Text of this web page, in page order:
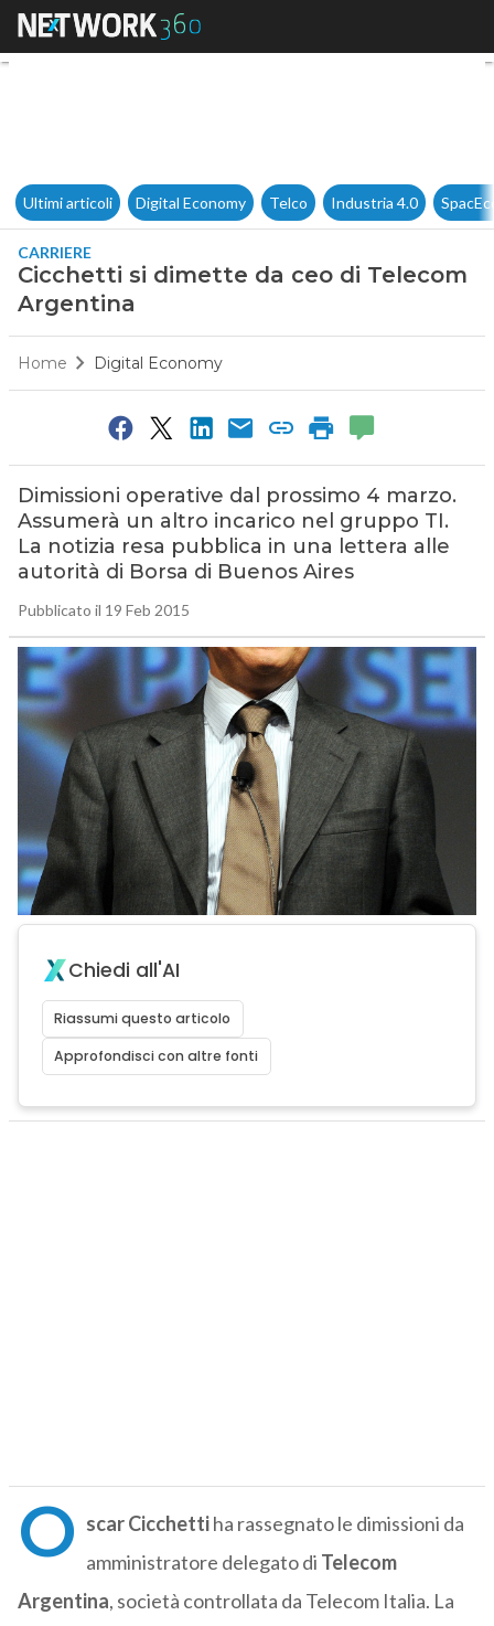
Cicchetti si dimette da ceo
Ultimi articoli Digital Economy Telco Industria 4.0
CARRIERE
Cicchetti si dimette da ceo di Telecom
Argentina
Home Digital Economy
Dimissioni operative dal prossimo 4 marzo.
Assumerà un altro incarico nel gruppo TI.
La notizia resa pubblica in una lettera alle
autorità di Borsa di Buenos Aires
Pubblicato il 19 Feb 2015
Chiedi all'AI
Riassumi questo articolo
Approfondisci con altre fonti
O scar Cicchettiha rassegnato le dimissioni da
amministratore delegato di Telecom
Argentina, società controllata da Telecom Italia. La